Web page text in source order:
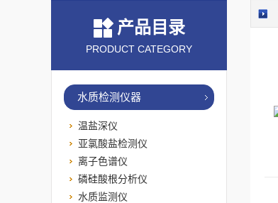
产品目录
PRODUCT CATEGORY
水质检测仪器
温盐深仪
亚氯酸盐检测仪
离子色谱仪
磷硅酸根分析仪
水质监测仪